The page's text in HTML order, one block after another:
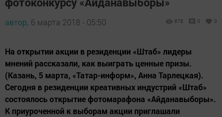
автор, 6 марта 2018 - 05:50 878 0 0
На открытии акции в резиденции «Штаб» лидеры
мнений рассказали, как выиграть ценные призы.
(Казань, 5 марта, «Татар-информ», Анна Тарлецкая).
Сегодня в резиденции креативных индустрий «Штаб»
состоялось открытие фотомарафона «Айданавыборы».
К приуроченной к выборам акции приглашали